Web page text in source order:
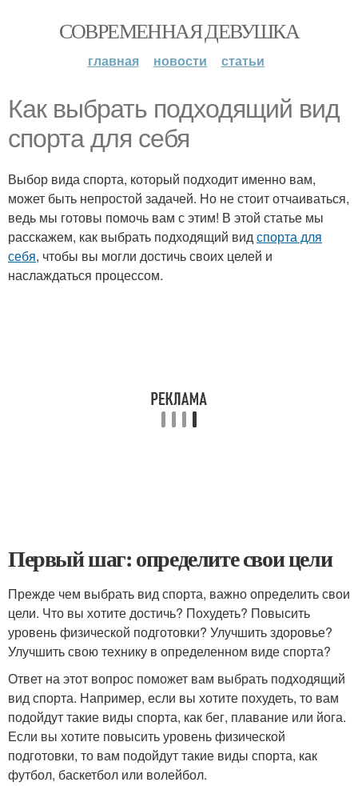
СОВРЕМЕННАЯ ДЕВУШКА
главная новости статьи
Как выбрать подходящий вид
спорта для себя
Выбор вида спорта, который подходит именно вам,
может быть непростой задачей. Но не стоит отчаиваться,
ведь мы готовы помочь вам с этим! В этой статье мы
расскажем, как выбрать подходящий видспорта для
себя, чтобы вы могли достичь своих целей и
наслаждаться процессом.
Первый шаг: определите свои цели
Прежде чем выбрать вид спорта, важно определить свои
цели. Что вы хотите достичь? Похудеть? Повысить
уровень физической подготовки? Улучшить здоровье?
Улучшить свою технику в определенном виде спорта?
Ответ на этот вопрос поможет вам выбрать подходящий
вид спорта. Например, если вы хотите похудеть, то вам
подойдут такие виды спорта, как бег, плавание или йога.
Если вы хотите повысить уровень физической
подготовки, то вам подойдут такие виды спорта, как
футбол, баскетбол или волейбол.